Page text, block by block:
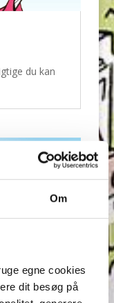
Om
egne cookies
dit besøg på
du kan